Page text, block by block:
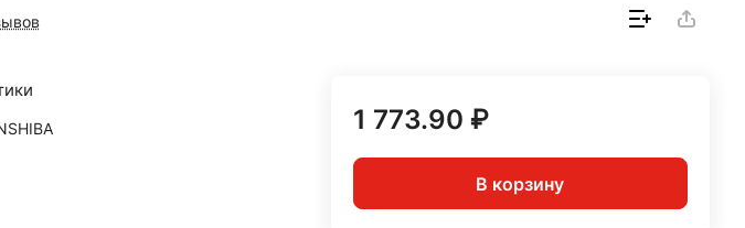
1 773.90 ₽
В корзину